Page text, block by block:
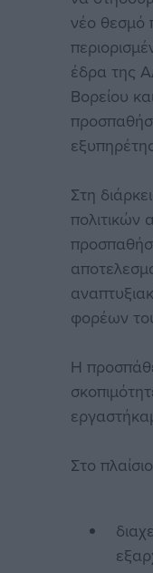
νέο θεσμό
έδρα της
Βορείου
Στη
φορέων
Η
Στο